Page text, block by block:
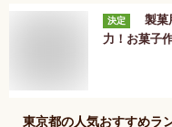
決定
製菓
力！お菓子
東京都の人気おすすめラ